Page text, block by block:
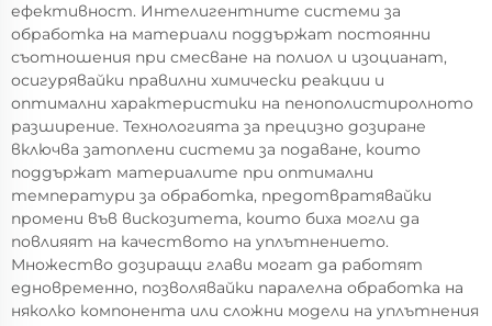
ефективност. Интелигентните системи за
обработка на материали поддържат постоянни
съотношения при смесване на полиол и изоцианат,
осигурявайки правилни химически реакции и
оптимални характеристики на пенополистиролното
разширение. Технологията за прецизно дозиране
включва затоплени системи за подаване, които
поддържат материалите при оптимални
температури за обработка, предотвратявайки
промени във вискозитета, които биха могли да
повлияят на качеството на уплътнението.
Множество дозиращи глави могат да работят
едновременно, позволявайки паралелна обработка на
няколко компонента или сложни модели на уплътнения